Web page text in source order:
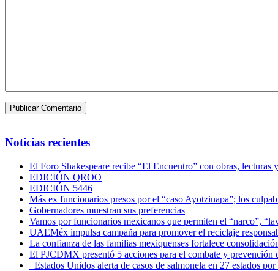
Noticias recientes
El Foro Shakespeare recibe “El Encuentro” con obras, lecturas
EDICIÓN QROO
EDICIÓN 5446
Más ex funcionarios presos por el “caso Ayotzinapa”; los
Gobernadores muestran sus preferencias
Vamos por funcionarios mexicanos que permiten el “narco”,
UAEMéx impulsa campaña para promover el reciclaje
La confianza de las familias mexiquenses fortalece
El PJCDMX presentó 5 acciones para el combate y
Estados Unidos alerta de casos de salmonela en 27 estados